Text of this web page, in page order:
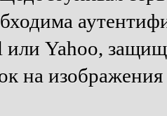
Yahoo,
на